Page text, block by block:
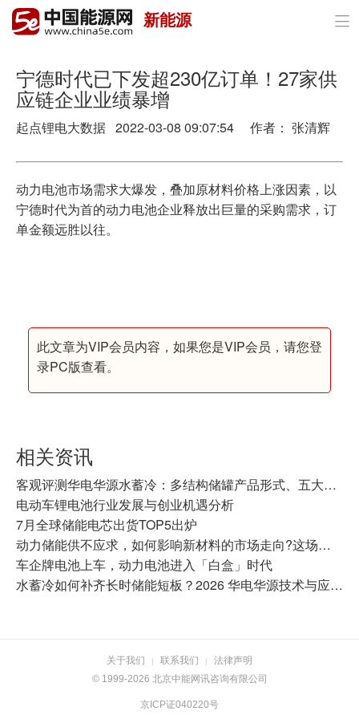
首页
政策与经济
油气
电力
新能源
新能源 
宁德时代已下发超230亿订单！27家供
应链企业业绩暴增
起点锂电大数据 2022-03-08 09:07:54 作者： 张清辉
动力电池市场需求大爆发，叠加原材料价格上涨因素，以
宁德时代为首的动力电池企业释放出巨量的采购需求，订
单金额远胜以往。
此文章为VIP会员内容，如果您是VIP会员，请您登
录PC版查看。
相关资讯
客观评测华电华源水蓄冷：多结构储罐产品形式、五大核心技术及全链条竞争优势
电动车锂电池行业发展与创业机遇分析
7月全球储能电芯出货TOP5出炉
动力储能供不应求，如何影响新材料的市场走向?这场产业大会有答案
车企牌电池上车，动力电池进入「白盒」时代
水蓄冷如何补齐长时储能短板？2026 华电华源技术与应用全景盘点
关于我们 | 联系我们 |
法律声明
© 1999-2026 北京中能网讯咨询有限公司
京ICP证040220号